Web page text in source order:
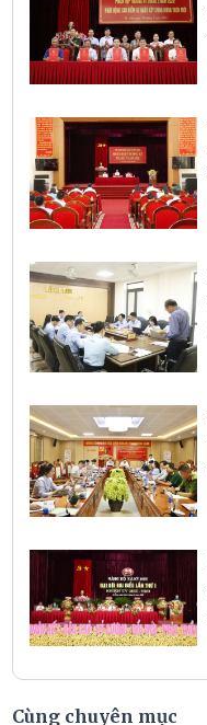
Cùng chuyên mục